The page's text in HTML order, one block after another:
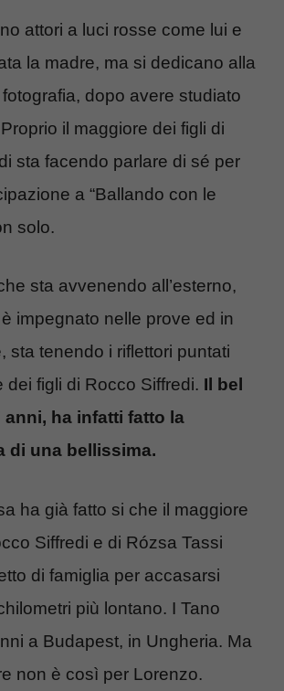
attori a luci rosse come lui e
la madre, ma si dedicano alla
dopo avere studiato
il maggiore dei figli di
sta facendo parlare di sé per
a “Ballando con le
solo.
sta avvenendo all’esterno,
impegnato nelle prove ed in
sta tenendo i riflettori puntati
dei figli di Rocco Siffredi. Il bel
anni, ha infatti fatto la
di una bellissima.
ha già fatto si che il maggiore
Siffredi e di Rózsa Tassi
di famiglia per accasarsi
più lontano. I Tano
a Budapest, in Ungheria. Ma
non è così per Lorenzo.